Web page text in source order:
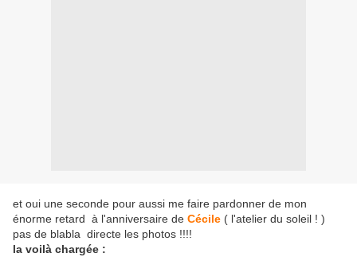
et oui une seconde pour aussi me faire pardonner de mon
énorme retard à l'anniversaire de Cécile ( l'atelier du soleil ! )
pas de blabla directe les photos !!!!
la voilà chargée :